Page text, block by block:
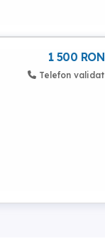
1 500 RON
Telefon validat